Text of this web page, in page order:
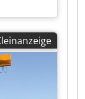
ZP 9290 -
Chsdpfx
-
und
im
nach